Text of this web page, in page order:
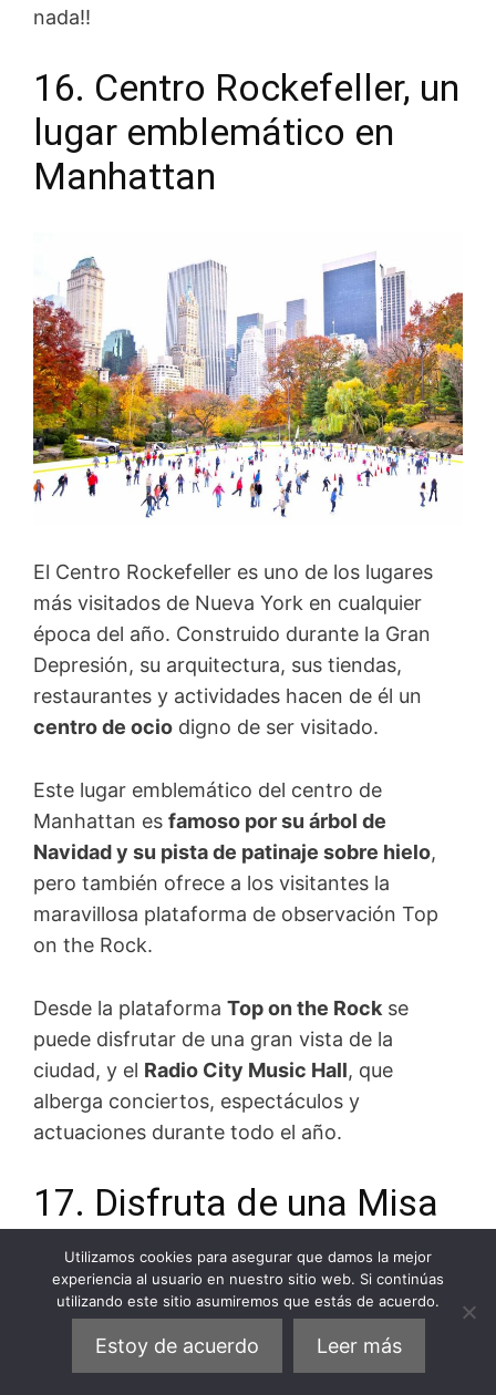
nada!!
16. Centro Rockefeller, un
lugar emblemático en
Manhattan
El Centro Rockefeller es uno de los lugares
más visitados de Nueva York en cualquier
época del año. Construido durante la Gran
Depresión, su arquitectura, sus tiendas,
restaurantes y actividades hacen de él un
centro de ocio digno de ser visitado.
Este lugar emblemático del centro de
Manhattan es famoso por su árbol de
Navidad y su pista de patinaje sobre hielo,
pero también ofrece a los visitantes la
maravillosa plataforma de observación Top
on the Rock.
Desde la plataforma Top on the Rock se
puede disfrutar de una gran vista de la
ciudad, y el Radio City Music Hall, que
alberga conciertos, espectáculos y
actuaciones durante todo el año.
17. Disfruta de una Misa
Góspel, una vibrante
actividad que no puedes
dejar de hacer en Nueva
York
Utilizamos cookies para asegurar que damos la mejor
experiencia al usuario en nuestro sitio web. Si continúas
utilizando este sitio asumiremos que estás de acuerdo.
Estoy de acuerdo Leer más